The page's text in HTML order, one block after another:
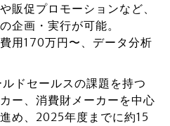
販促プロモーションなど、
企画・実行が可能。
用170万円〜、データ分析
ドセールスの課題を持つ
ー、消費財メーカーを中心
め、2025年度までに約15